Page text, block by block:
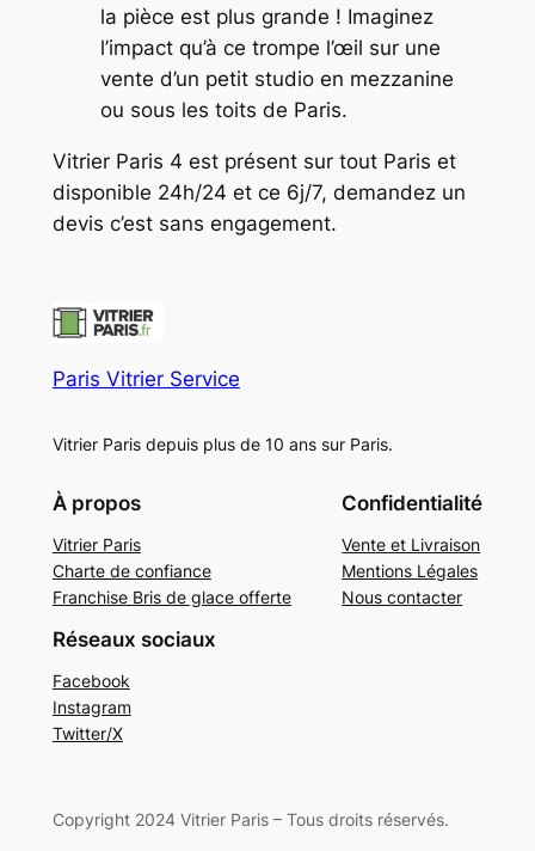
la pièce est plus grande ! Imaginez
l’impact qu’à ce trompe l’œil sur une
vente d’un petit studio en mezzanine
ou sous les toits de Paris.
Vitrier Paris 4 est présent sur tout Paris et
disponible 24h/24 et ce 6j/7, demandez un
devis c’est sans engagement.
Paris Vitrier Service
Vitrier Paris depuis plus de 10 ans sur Paris.
À propos
Vitrier Paris
Charte de confiance
Franchise Bris de glace offerte
Confidentialité
Vente et Livraison
Mentions Légales
Nous contacter
Réseaux sociaux
Facebook
Instagram
Twitter/X
Copyright 2024 Vitrier Paris – Tous droits réservés.